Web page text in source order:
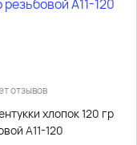
отзывов
хлопок 120 гр
A11-120